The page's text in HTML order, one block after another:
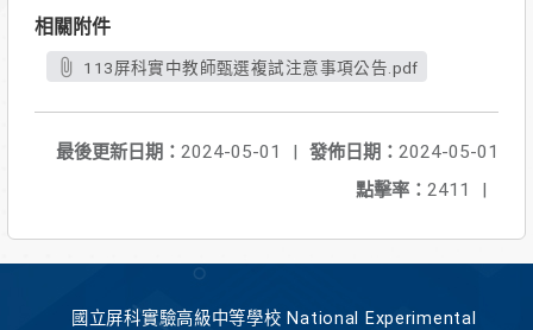
相關附件
113屏科實中教師甄選複試注意事項公告.pdf
發佈日期： 2024-05-01
最後更新日期： 2024-05-01
|
點擊率： 2411 |
國立屏科實驗高級中等學校 National Experimental